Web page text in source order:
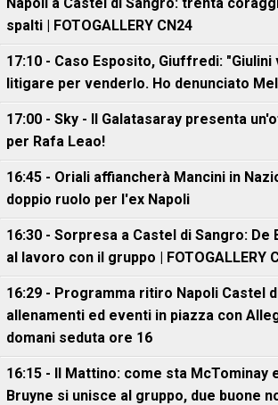
spalti | FOTOGALLERY CN24
17:10 - Caso Esposito, Giuffredi:
litigare per venderlo. Ho denunciato
17:00 - Sky - Il Galatasaray presenta
per Rafa Leao!
16:45 - Oriali affiancherà Mancini in
doppio ruolo per l'ex Napoli
16:30 - Sorpresa a Castel di Sangro: De
al lavoro con il gruppo | FOTOGALLERY
16:29 - Programma ritiro Napoli Castel
allenamenti ed eventi in piazza con
domani seduta ore 16
16:15 - Il Mattino: come sta McTominay
Bruyne si unisce al gruppo, due buone